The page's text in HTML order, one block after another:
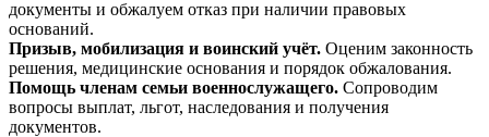
документы и обжалуем отказ при наличии правовых
оснований.
Призыв, мобилизация и воинский учёт. Оценим законность
решения, медицинские основания и порядок обжалования.
Помощь членам семьи военнослужащего. Сопроводим
вопросы выплат, льгот, наследования и получения
документов.